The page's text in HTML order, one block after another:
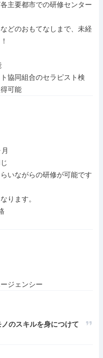
主要都市での研修センター
どのおもてなしまで、未経
協同組合のセラピスト検
可能
いながらの研修が可能です
ります。
ジェンシー
のスキルを身につけて